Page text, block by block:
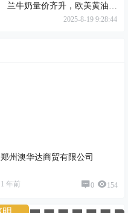
兰牛奶量价齐升，欧美黄油一
路下行
2025-8-19 9:28:44
郑州澳华达商贸有限公司
1 年前 0 154